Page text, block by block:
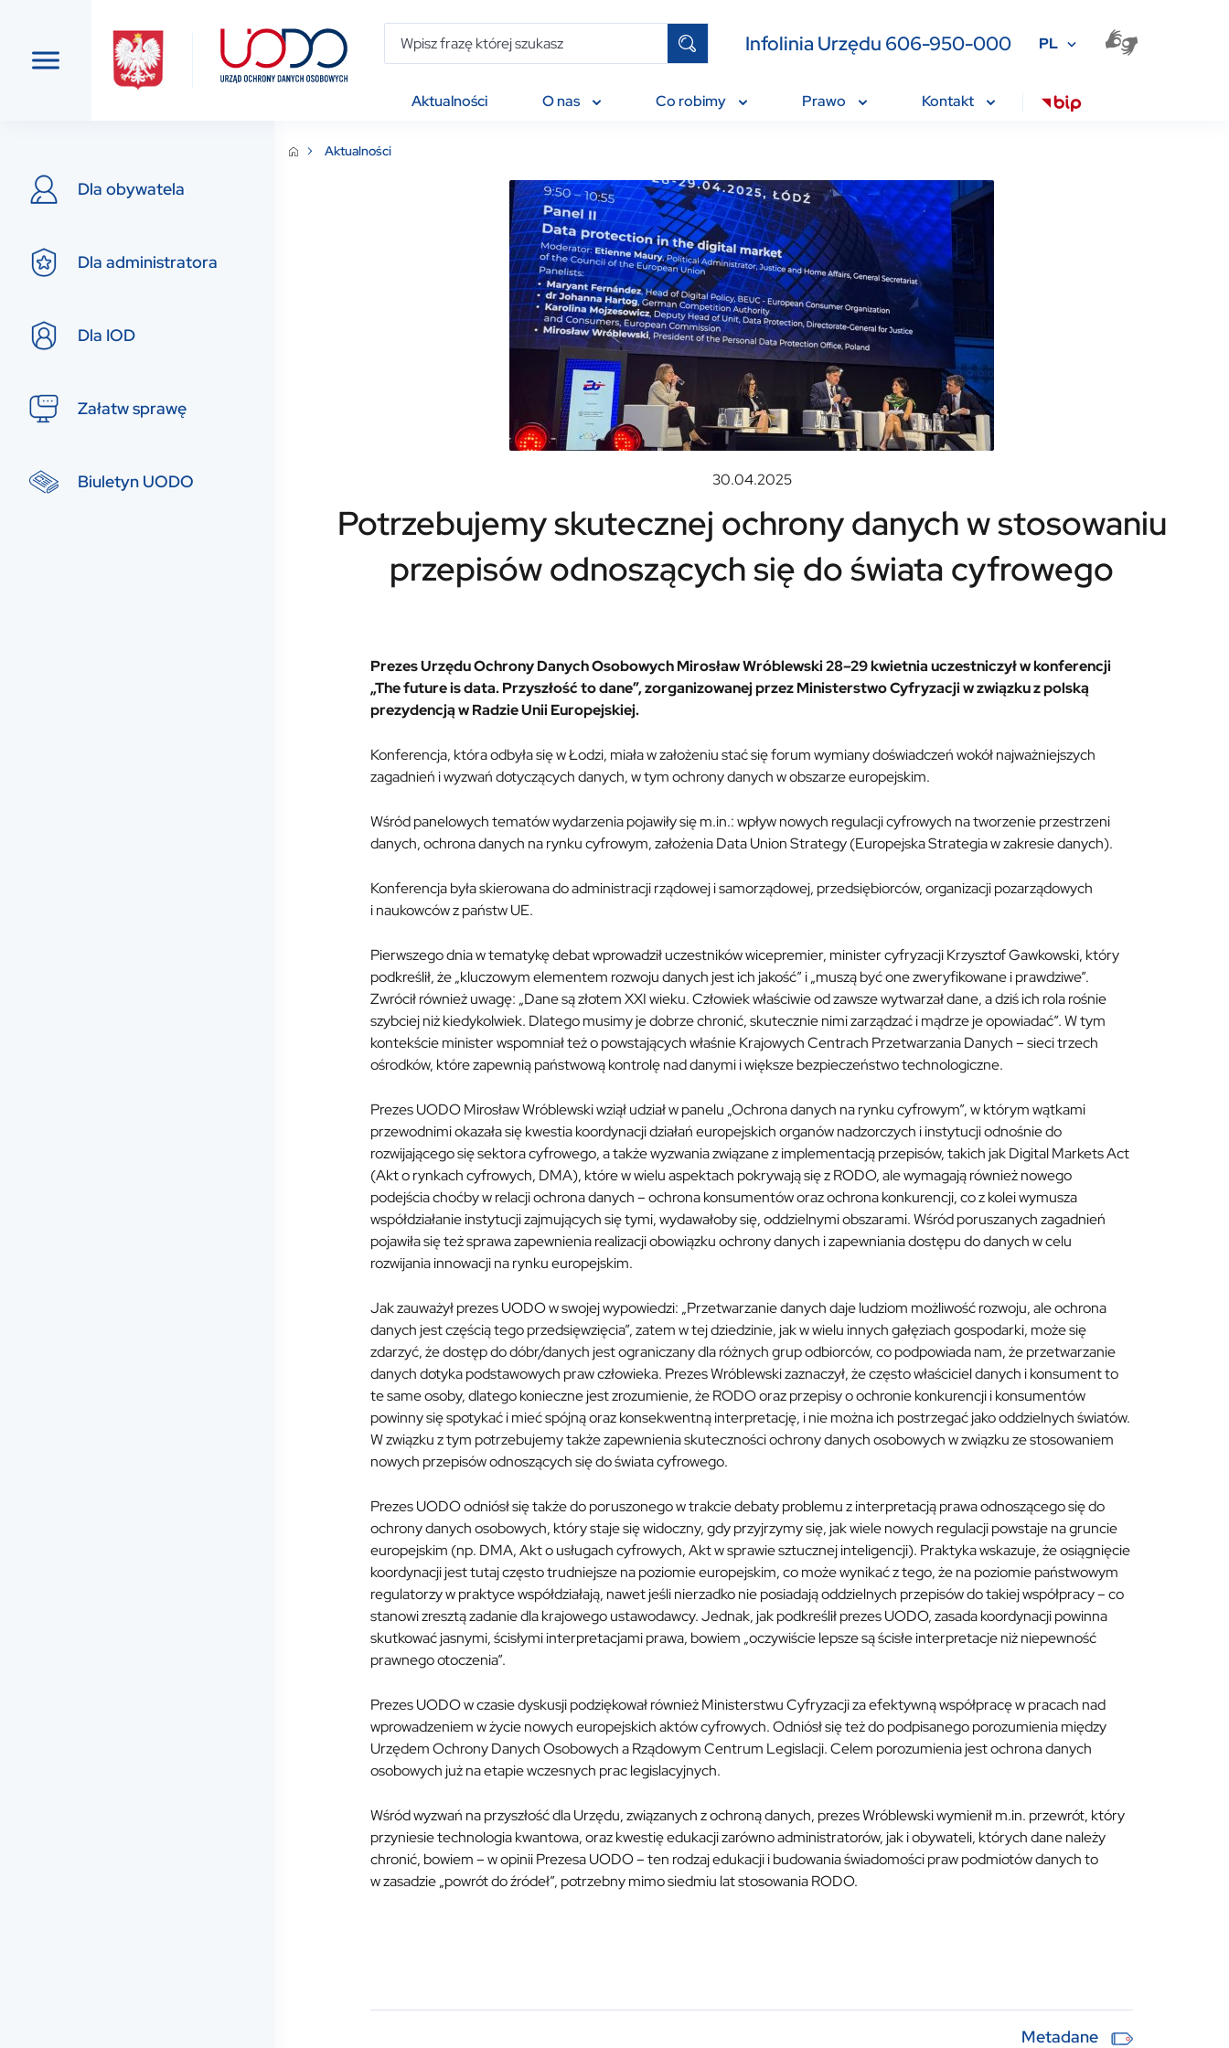
Infolinia Urzędu 606-950-000 PL
Aktualności O nas Co robimy Prawo Kontakt
Dla obywatela
Dla administratora
Dla IOD
Załatw sprawę
Biuletyn UODO
Aktualności
30.04.2025
Potrzebujemy skutecznej ochrony danych w stosowaniu
przepisów odnoszących się do świata cyfrowego
Prezes Urzędu Ochrony Danych Osobowych Mirosław Wróblewski 28–29 kwietnia uczestniczył w konferencji
„The future is data. Przyszłość to dane”, zorganizowanej przez Ministerstwo Cyfryzacji w związku z polską
prezydencją w Radzie Unii Europejskiej.
Konferencja, która odbyła się w Łodzi, miała w założeniu stać się forum wymiany doświadczeń wokół najważniejszych
zagadnień i wyzwań dotyczących danych, w tym ochrony danych w obszarze europejskim.
Wśród panelowych tematów wydarzenia pojawiły się m.in.: wpływ nowych regulacji cyfrowych na tworzenie przestrzeni
danych, ochrona danych na rynku cyfrowym, założenia Data Union Strategy (Europejska Strategia w zakresie danych).
Konferencja była skierowana do administracji rządowej i samorządowej, przedsiębiorców, organizacji pozarządowych
i naukowców z państw UE.
Pierwszego dnia w tematykę debat wprowadził uczestników wicepremier, minister cyfryzacji Krzysztof Gawkowski, który
podkreślił, że „kluczowym elementem rozwoju danych jest ich jakość” i „muszą być one zweryfikowane i prawdziwe”.
Zwrócił również uwagę: „Dane są złotem XXI wieku. Człowiek właściwie od zawsze wytwarzał dane, a dziś ich rola rośnie
szybciej niż kiedykolwiek. Dlatego musimy je dobrze chronić, skutecznie nimi zarządzać i mądrze je opowiadać”. W tym
kontekście minister wspomniał też o powstających właśnie Krajowych Centrach Przetwarzania Danych – sieci trzech
ośrodków, które zapewnią państwową kontrolę nad danymi i większe bezpieczeństwo technologiczne.
Prezes UODO Mirosław Wróblewski wziął udział w panelu „Ochrona danych na rynku cyfrowym”, w którym wątkami
przewodnimi okazała się kwestia koordynacji działań europejskich organów nadzorczych i instytucji odnośnie do
rozwijającego się sektora cyfrowego, a także wyzwania związane z implementacją przepisów, takich jak Digital Markets Act
(Akt o rynkach cyfrowych, DMA), które w wielu aspektach pokrywają się z RODO, ale wymagają również nowego
podejścia choćby w relacji ochrona danych – ochrona konsumentów oraz ochrona konkurencji, co z kolei wymusza
współdziałanie instytucji zajmujących się tymi, wydawałoby się, oddzielnymi obszarami. Wśród poruszanych zagadnień
pojawiła się też sprawa zapewnienia realizacji obowiązku ochrony danych i zapewniania dostępu do danych w celu
rozwijania innowacji na rynku europejskim.
Jak zauważył prezes UODO w swojej wypowiedzi: „Przetwarzanie danych daje ludziom możliwość rozwoju, ale ochrona
danych jest częścią tego przedsięwzięcia”, zatem w tej dziedzinie, jak w wielu innych gałęziach gospodarki, może się
zdarzyć, że dostęp do dóbr/danych jest ograniczany dla różnych grup odbiorców, co podpowiada nam, że przetwarzanie
danych dotyka podstawowych praw człowieka. Prezes Wróblewski zaznaczył, że często właściciel danych i konsument to
te same osoby, dlatego konieczne jest zrozumienie, że RODO oraz przepisy o ochronie konkurencji i konsumentów
powinny się spotykać i mieć spójną oraz konsekwentną interpretację, i nie można ich postrzegać jako oddzielnych światów.
W związku z tym potrzebujemy także zapewnienia skuteczności ochrony danych osobowych w związku ze stosowaniem
nowych przepisów odnoszących się do świata cyfrowego.
Prezes UODO odniósł się także do poruszonego w trakcie debaty problemu z interpretacją prawa odnoszącego się do
ochrony danych osobowych, który staje się widoczny, gdy przyjrzymy się, jak wiele nowych regulacji powstaje na gruncie
europejskim (np. DMA, Akt o usługach cyfrowych, Akt w sprawie sztucznej inteligencji). Praktyka wskazuje, że osiągnięcie
koordynacji jest tutaj często trudniejsze na poziomie europejskim, co może wynikać z tego, że na poziomie państwowym
regulatorzy w praktyce współdziałają, nawet jeśli nierzadko nie posiadają oddzielnych przepisów do takiej współpracy – co
stanowi zresztą zadanie dla krajowego ustawodawcy. Jednak, jak podkreślił prezes UODO, zasada koordynacji powinna
skutkować jasnymi, ścisłymi interpretacjami prawa, bowiem „oczywiście lepsze są ścisłe interpretacje niż niepewność
prawnego otoczenia”.
Prezes UODO w czasie dyskusji podziękował również Ministerstwu Cyfryzacji za efektywną współpracę w pracach nad
wprowadzeniem w życie nowych europejskich aktów cyfrowych. Odniósł się też do podpisanego porozumienia między
Urzędem Ochrony Danych Osobowych a Rządowym Centrum Legislacji. Celem porozumienia jest ochrona danych
osobowych już na etapie wczesnych prac legislacyjnych.
Wśród wyzwań na przyszłość dla Urzędu, związanych z ochroną danych, prezes Wróblewski wymienił m.in. przewrót, który
przyniesie technologia kwantowa, oraz kwestię edukacji zarówno administratorów, jak i obywateli, których dane należy
chronić, bowiem – w opinii Prezesa UODO – ten rodzaj edukacji i budowania świadomości praw podmiotów danych to
w zasadzie „powrót do źródeł”, potrzebny mimo siedmiu lat stosowania RODO.
Metadane